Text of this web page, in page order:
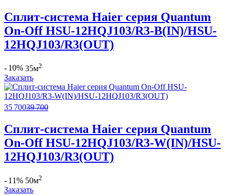
Сплит-система Haier серия Quantum
On-Off HSU-12HQJ103/R3-B(IN)/HSU-
12HQJ103/R3(OUT)
- 10% 35м2
Заказать
35 70039 700
Сплит-система Haier серия Quantum
On-Off HSU-12HQJ103/R3-W(IN)/HSU-
12HQJ103/R3(OUT)
- 11% 50м2
Заказать